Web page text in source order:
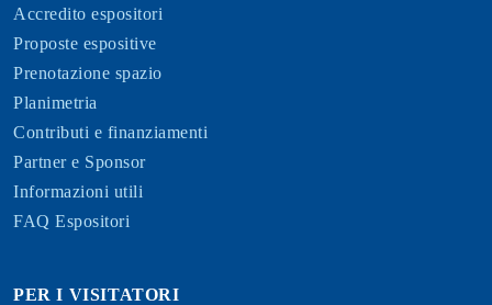
Accredito espositori
Proposte espositive
Prenotazione spazio
Planimetria
Contributi e finanziamenti
Partner e Sponsor
Informazioni utili
FAQ Espositori
PER I VISITATORI